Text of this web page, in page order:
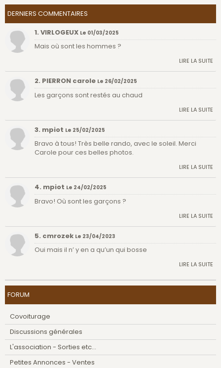
DERNIERS COMMENTAIRES
1. VIRLOGEUX Le 01/03/2025
Mais où sont les hommes ?
LIRE LA SUITE
2. PIERRON carole Le 26/02/2025
Les garçons sont restés au chaud
LIRE LA SUITE
3. mpiot Le 25/02/2025
Bravo à tous! Très belle rando, avec le soleil. Merci
Carole pour ces belles photos.
LIRE LA SUITE
4. mpiot Le 24/02/2025
Bravo! Où sont les garçons ?
LIRE LA SUITE
5. cmrozek Le 23/04/2023
Oui mais il n’ y en a qu’un qui bosse
LIRE LA SUITE
FORUM
Covoiturage
Discussions générales
L'association - Sorties etc...
Petites Annonces - Ventes